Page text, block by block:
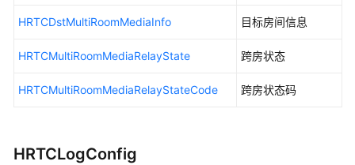
权
附
录
HRTCDstMultiRoomMediaInfo 目标房间信息
HRTCMultiRoomMediaRelayState 跨房状态
HRTCMultiRoomMediaRelayStateCode 跨房状态码
HRTCLogConfig